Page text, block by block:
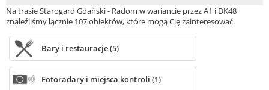
Na trasie Starogard Gdański - Radom w wariancie przez A1 i DK48
znaleźliśmy łącznie 107 obiektów, które mogą Cię zainteresować.
Bary i restauracje (5)
Fotoradary i miejsca kontroli (1)